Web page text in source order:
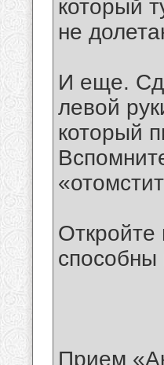
который
не
И еще.
левой
который
Откройте
способны
Прием